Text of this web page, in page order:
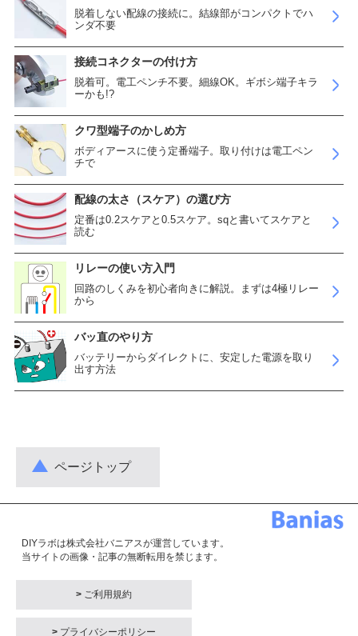
脱着しない配線の接続に。結線部がコンパクトでハ
ンダ不要
接続コネクターの付け方
脱着可。電工ペンチ不要。細線OK。ギボシ端子キラ
ーかも!?
クワ型端子のかしめ方
ボディアースに使う定番端子。取り付けは電工ペン
チで
配線の太さ（スケア）の選び方
定番は0.2スケアと0.5スケア。sqと書いてスケアと
読む
リレーの使い方入門
回路のしくみを初心者向きに解説。まずは4極リレー
から
バッ直のやり方
バッテリーからダイレクトに、安定した電源を取り
出す方法
ページトップ
DIYラボは株式会社バニアスが運営しています。
当サイトの画像・記事の無断転用を禁じます。
> ご利用規約
> プライバシーポリシー